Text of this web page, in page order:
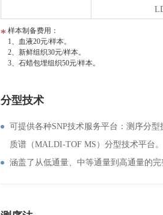
样本制备费用：
1、血液20元/样本。
2、新鲜组织30元/样本。
3、石蜡包埋组织50元/样本。
分型技术
可提供各种SNP技术服务平台：测序分
质谱（MALDI-TOF MS）分型技术平台。
涵盖了从低通量、中等通量到高通量的